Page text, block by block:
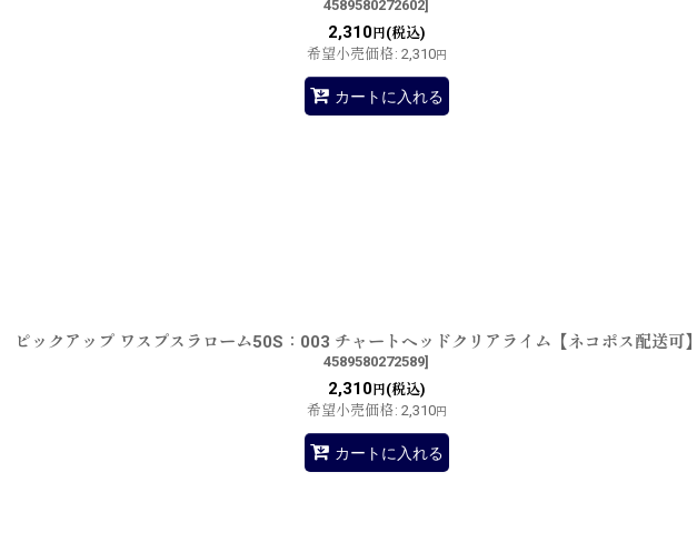
4589580272602]
2,310円(税込)
希望小売価格: 2,310円
カートに入れる
ピックアップ ワスプスラローム50S：003 チャートヘッドクリアライム【ネコポス配送可】
4589580272589]
2,310円(税込)
希望小売価格: 2,310円
カートに入れる